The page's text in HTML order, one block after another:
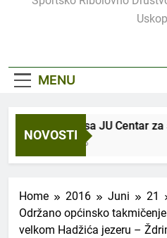
MENU
NOVOSTI
sa JU Centar za sport,
Ago
Home 2016 Juni
21
Održano općinsko
velkom Hadžića jezeru –